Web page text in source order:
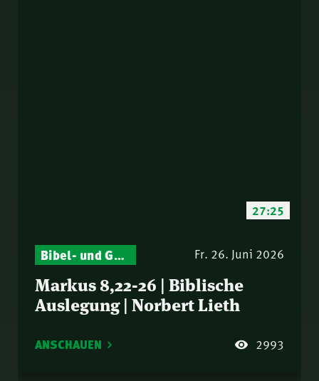
27:25
Bibel- und Gebetsstunde – Jeden Donnerstag neu: Vers-für-Vers-Auslegungen Fr. 26. Juni 2026
Markus 8,22-26 | Biblische
Auslegung | Norbert Lieth
ANSCHAUEN 2993